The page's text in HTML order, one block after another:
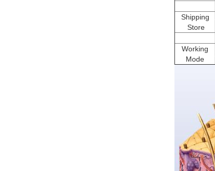
Shipping
Store
Working
Mode